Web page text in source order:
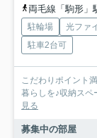
両毛線「駒形」
駐輪場 光ファ
駐車2台可
こだわりポイント
暮らしを♪収納スペ
見る
募集中の部屋